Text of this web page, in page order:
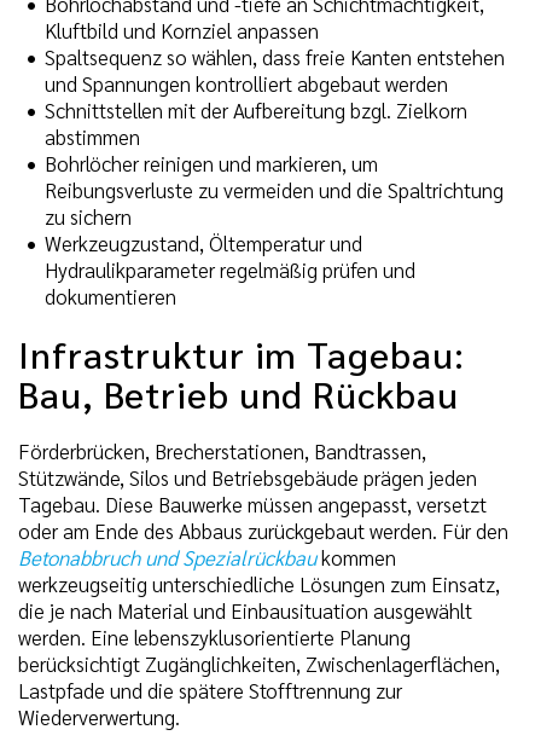
Kluftbild und Kornziel anpassen
Spaltsequenz so wählen, dass freie Kanten entstehen
und Spannungen kontrolliert abgebaut werden
Schnittstellen mit der Aufbereitung bzgl. Zielkorn
abstimmen
Bohrlöcher reinigen und markieren, um
Reibungsverluste zu vermeiden und die Spaltrichtung
zu sichern
Werkzeugzustand, Öltemperatur und
Hydraulikparameter regelmäßig prüfen und
dokumentieren
Infrastruktur im Tagebau:
Bau, Betrieb und Rückbau
Förderbrücken, Brecherstationen, Bandtrassen,
Stützwände, Silos und Betriebsgebäude prägen jeden
Tagebau. Diese Bauwerke müssen angepasst, versetzt
oder am Ende des Abbaus zurückgebaut werden. Für den
Betonabbruch und Spezialrückbaukommen
werkzeugseitig unterschiedliche Lösungen zum Einsatz,
die je nach Material und Einbausituation ausgewählt
werden. Eine lebenszyklusorientierte Planung
berücksichtigt Zugänglichkeiten, Zwischenlagerflächen,
Lastpfade und die spätere Stofftrennung zur
Wiederverwertung.